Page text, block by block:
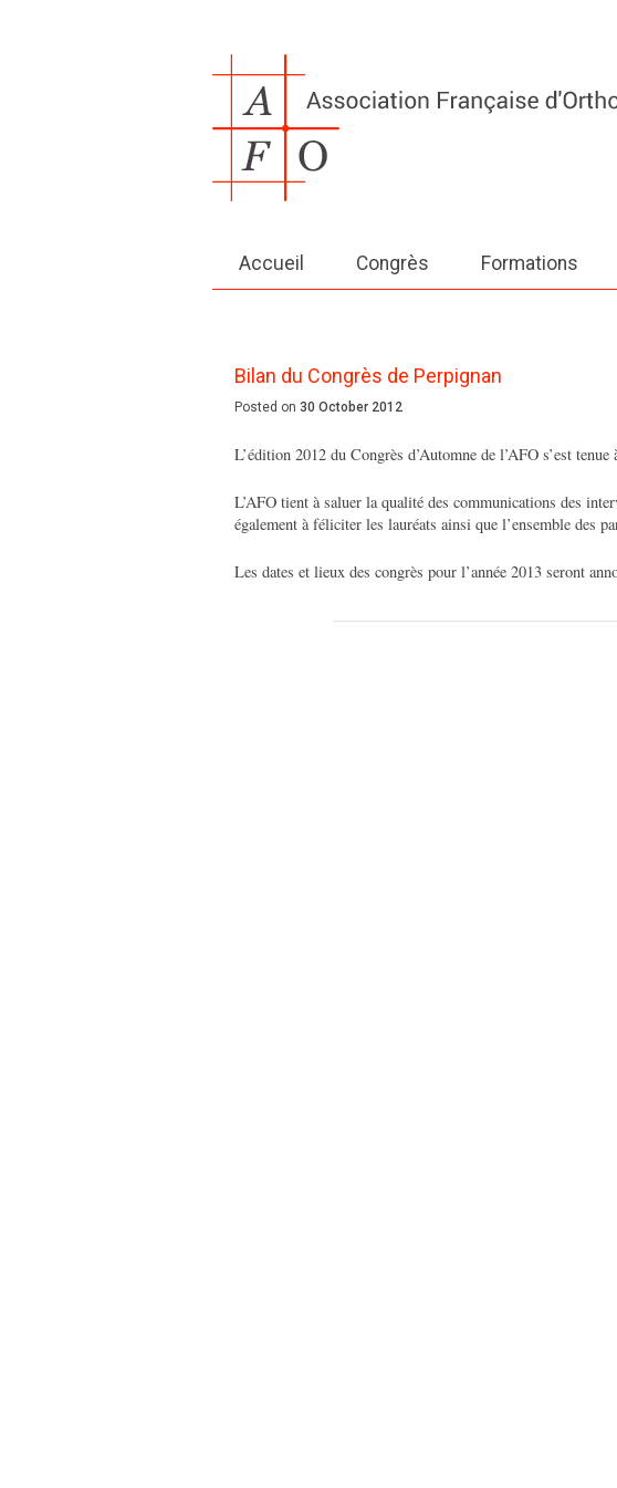
Accueil Congrès Formations
Bilan du Congrès de Perpignan
Posted on 30 October 2012
L’édition 2012 du Congrès d’Automne de l’AFO s’est
L’AFO tient à saluer la qualité des communications des
également à féliciter les lauréats ainsi que l’ensemble des
Les dates et lieux des congrès pour l’année 2013 seront